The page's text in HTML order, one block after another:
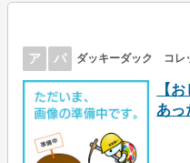
ア パ ダッキーダック コレ
【
あっ